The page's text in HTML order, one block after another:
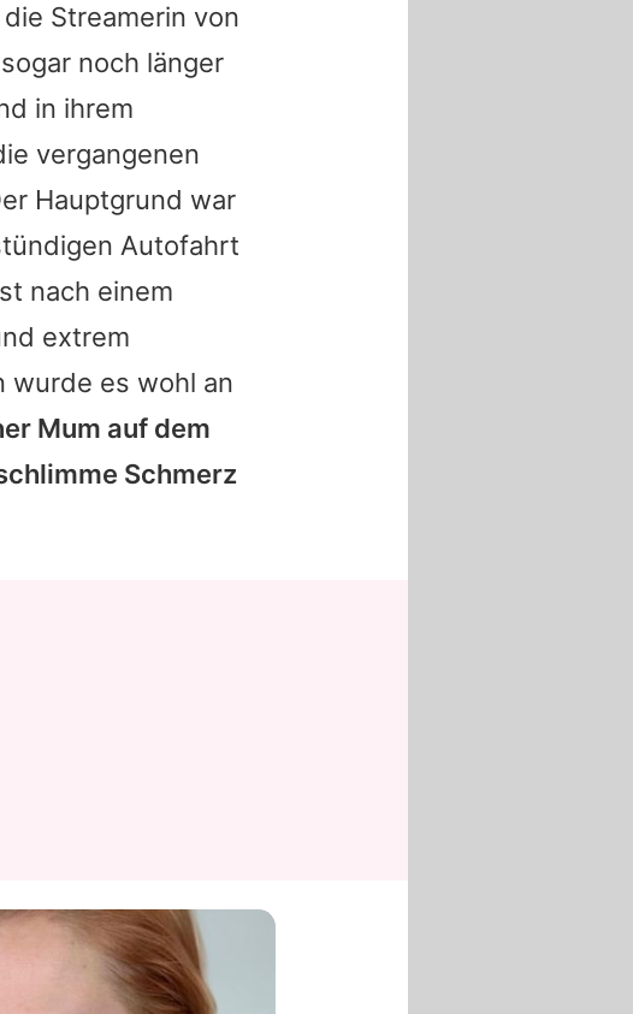
Streamerin von
noch länger
in ihrem
vergangenen
Hauptgrund war
Autofahrt
nach einem
extrem
wurde es wohl an
Mum auf dem
Schmerz